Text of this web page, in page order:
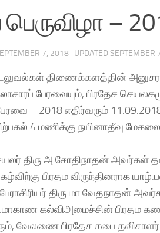
–
7, 2018 · UPDATED SEPTEMBER
திணைக்களத்தின்
பேரவையும், பிரதேச
– 2018 எதிர்வரும்
4 மணிக்கு நயினாதீவு
திரு அ.சோதிநாதன் அவர்கள்
பிரதம விருந்தினராக
திரு மா.வேதநாதன்
கல்விஅமைச்சின் பிரதம
வேலணை பிரதேச சபை தவிசாளர்